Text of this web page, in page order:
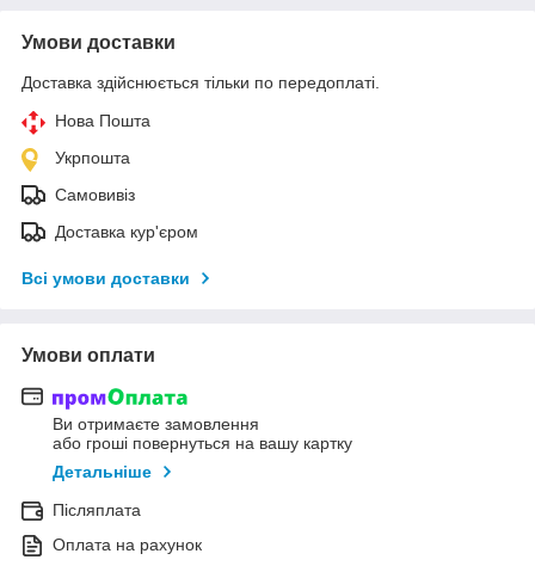
Умови доставки
Доставка здійснюється тільки по передоплаті.
Нова Пошта
Укрпошта
Самовивіз
Доставка кур'єром
Всі умови доставки
Умови оплати
Ви отримаєте замовлення
або гроші повернуться на вашу картку
Детальніше
Післяплата
Оплата на рахунок